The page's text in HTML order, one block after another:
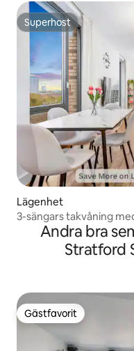
Superhost
Superhost
Lägenhet
3-sängars takvåning
veckoerbjudanden
Andra bra
Stratford
Gästfavorit
Gästfavorit